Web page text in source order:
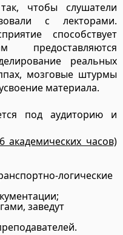
чтобы слушатели
с лекторами.
способствует
предоставляются
реальных
мозговые штурмы
материала.
под аудиторию и
академических часов)
логические
заведут